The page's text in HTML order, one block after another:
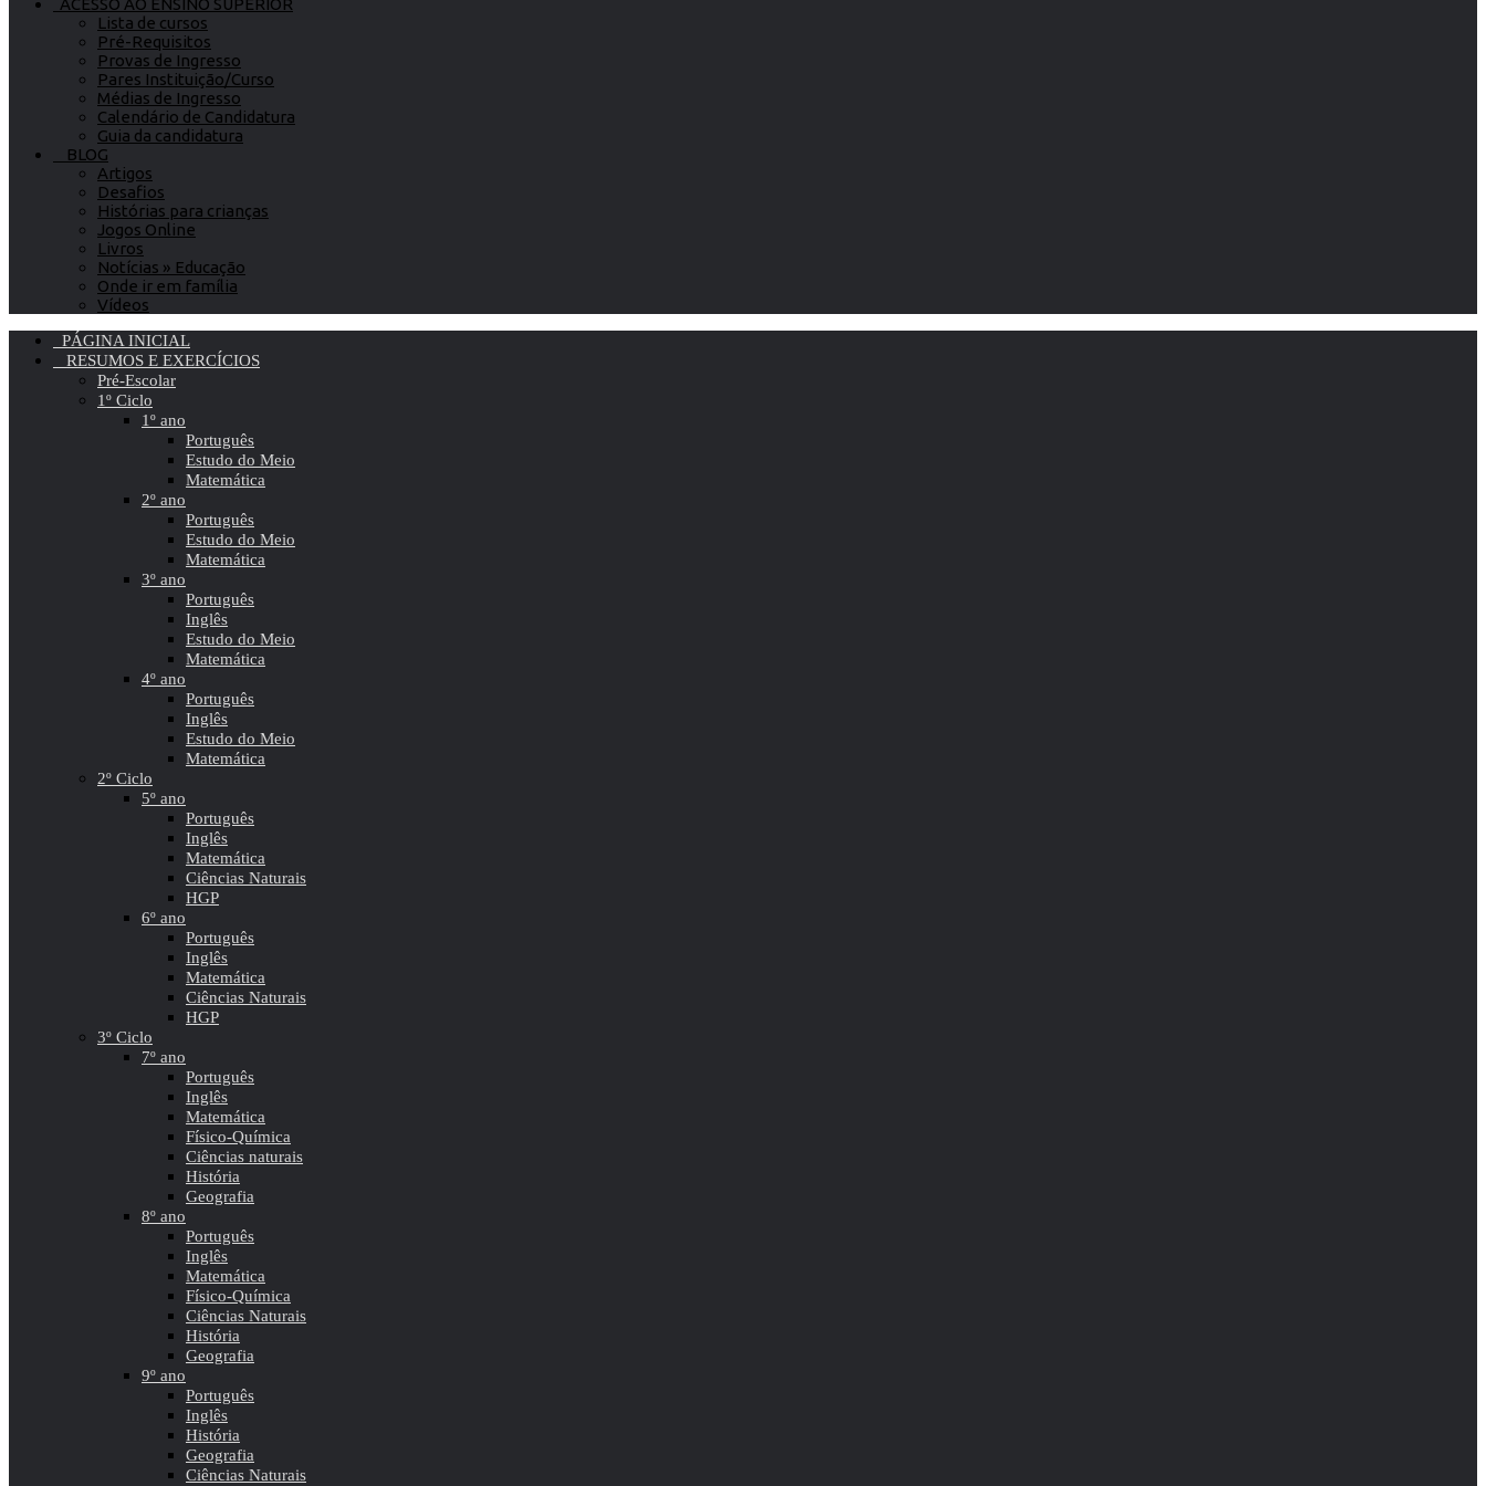
ACESSO AO ENSINO SUPERIOR
Lista de cursos
Pré-Requisitos
Provas de Ingresso
Pares Instituição/Curso
Médias de Ingresso
Calendário de Candidatura
Guia da candidatura
BLOG
Artigos
Desafios
Histórias para crianças
Jogos Online
Livros
Notícias » Educação
Onde ir em família
Vídeos
PÁGINA INICIAL
RESUMOS E EXERCÍCIOS
Pré-Escolar
1º Ciclo
1º ano
Português
Estudo do Meio
Matemática
2º ano
Português
Estudo do Meio
Matemática
3º ano
Português
Inglês
Estudo do Meio
Matemática
4º ano
Português
Inglês
Estudo do Meio
Matemática
2º Ciclo
5º ano
Português
Inglês
Matemática
Ciências Naturais
HGP
6º ano
Português
Inglês
Matemática
Ciências Naturais
HGP
3º Ciclo
7º ano
Português
Inglês
Matemática
Físico-Química
Ciências naturais
História
Geografia
8º ano
Português
Inglês
Matemática
Físico-Química
Ciências Naturais
História
Geografia
9º ano
Português
Inglês
História
Geografia
Ciências Naturais